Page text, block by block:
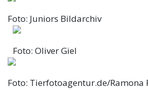
Foto: Juniors Bildarchiv
Foto: Oliver Giel
Foto: Tierfotoagentur.de/Ramona